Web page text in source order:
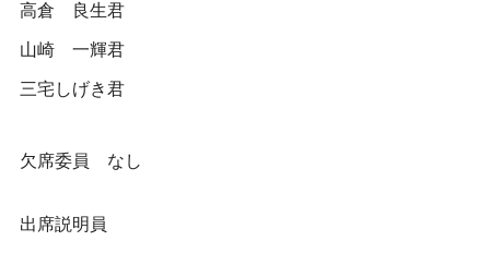
高倉 良生君
山崎 一輝君
三宅しげき君
欠席委員 なし
出席説明員